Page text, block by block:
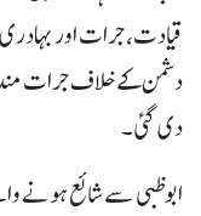
قیادت، جرات اور بہادری،
دشمن کے خلاف جرات
دی گئی۔
ابوظبی سے شائع ہونے